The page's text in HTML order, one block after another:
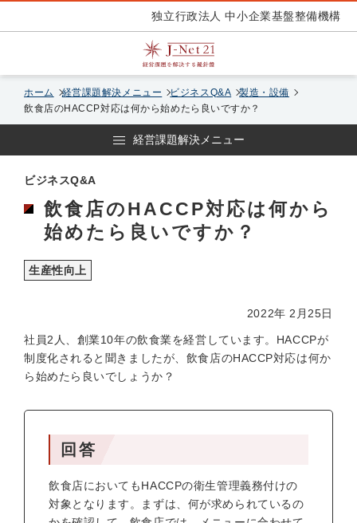
独立行政法人 中小企業基盤整備機構
ホーム 経営課題解決メニュー ビジネスQ&A
製造・設備
飲食店のHACCP対応は何から始めたら良いですか？
経営課題解決メニュー
ビジネスQ&A
飲食店のHACCP対応は何から
始めたら良いですか？
生産性向上
2022年 2月25日
社員2人、創業10年の飲食業を経営しています。HACCPが
制度化されると聞きましたが、飲食店のHACCP対応は何か
ら始めたら良いでしょうか？
回答
飲食店においてもHACCPの衛生管理義務付けの
対象となります。まずは、何が求められているの